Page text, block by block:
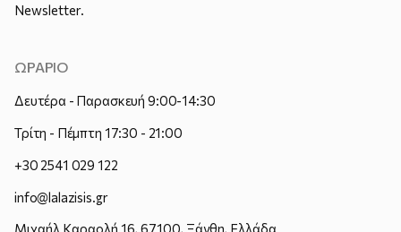
Newsletter.
ΩΡΑΡΙΟ
Δευτέρα - Παρασκευή 9:00-14:30
Τρίτη - Πέμπτη 17:30 - 21:00
+30 2541 029 122
info@lalazisis.gr
Μιχαήλ Καραολή 16, 67100, Ξάνθη, Ελλάδα